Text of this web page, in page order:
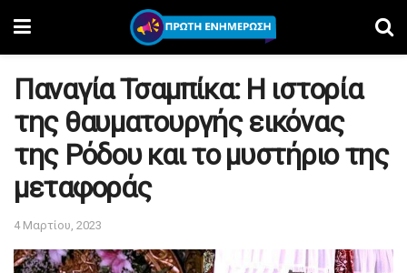
Παναγία Τσαμπίκα: Η ιστορία
της θαυματουργής εικόνας
της Ρόδου και το μυστήριο της
μεταφοράς
4 Μαρτίου, 2023